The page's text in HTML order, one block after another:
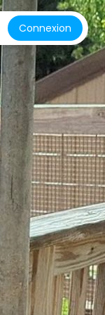
Connexion